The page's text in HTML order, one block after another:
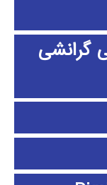
گرانشی